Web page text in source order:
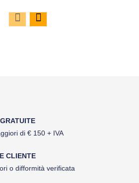
di € 150 + IVA
CLIENTE
o difformità verificata